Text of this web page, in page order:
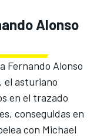
Alonso
Fernando Alonso
el asturiano
en el trazado
conseguidas en
con Michael